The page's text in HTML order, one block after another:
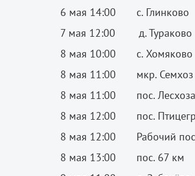
6 мая 14:00 с. Глинково
7 мая 12:00 д. Тураково
8 мая 10:00 с. Хомяково
8 мая 11:00 мкр. Семхоз
8 мая 11:00 пос. Лесхоза
8 мая 12:00 пос.
8 мая 12:00 Рабочий
8 мая 13:00 пос. 67 км